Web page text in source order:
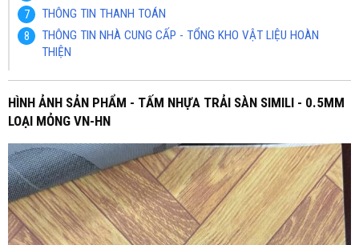
THÔNG TIN THANH TOÁN
THÔNG TIN NHÀ CUNG CẤP - TỔNG KHO VẬT LIỆU HOÀN
THIỆN
HÌNH ẢNH SẢN PHẨM - TẤM NHỰA TRẢI SÀN SIMILI - 0.5MM
LOẠI MỎNG VN-HN